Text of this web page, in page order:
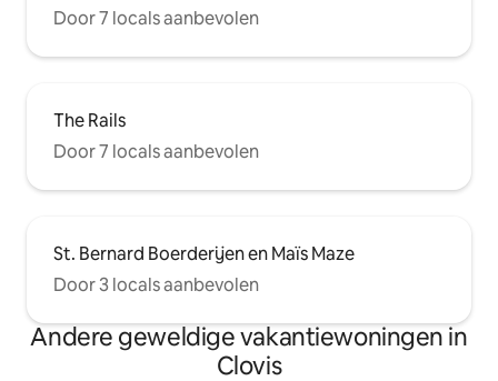
Door 7 locals aanbevolen
The Rails
Door 7 locals aanbevolen
St. Bernard Boerderijen en Maïs Maze
Door 3 locals aanbevolen
Andere geweldige vakantiewoningen in
Clovis